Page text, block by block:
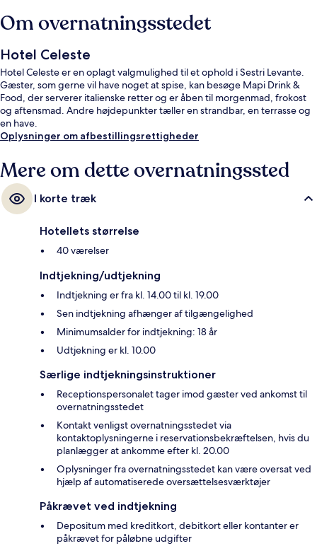
Om overnatningsstedet
Hotel Celeste
Hotel Celeste er en oplagt valgmulighed til et ophold i Sestri Levante.
Gæster, som gerne vil have noget at spise, kan besøge Mapi Drink &
Food, der serverer italienske retter og er åben til morgenmad, frokost
og aftensmad. Andre højdepunkter tæller en strandbar, en terrasse og
en have.
Oplysninger om afbestillingsrettigheder
Mere om dette overnatningssted
I korte træk
Hotellets størrelse
40 værelser
Indtjekning/udtjekning
Indtjekning er fra kl. 14.00 til kl. 19.00
Sen indtjekning afhænger af tilgængelighed
Minimumsalder for indtjekning: 18 år
Udtjekning er kl. 10.00
Særlige indtjekningsinstruktioner
Receptionspersonalet tager imod gæster ved ankomst til
overnatningsstedet
Kontakt venligst overnatningsstedet via
kontaktoplysningerne i reservationsbekræftelsen, hvis du
planlægger at ankomme efter kl. 20.00
Oplysninger fra overnatningsstedet kan være oversat ved
hjælp af automatiserede oversættelsesværktøjer
Påkrævet ved indtjekning
Depositum med kreditkort, debitkort eller kontanter er
påkrævet for påløbne udgifter